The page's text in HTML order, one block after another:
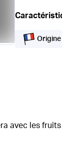
avec les